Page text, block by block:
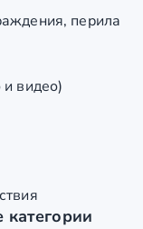
перила
видео)